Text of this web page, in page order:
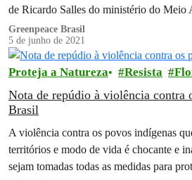
de Ricardo Salles do ministério do Meio
Greenpeace Brasil
5 de junho de 2021
Proteja a Natureza Resista
Nota de repúdio à violência contra
Brasil
A violência contra os povos indígenas
territórios e modo de vida é chocante e
sejam tomadas todas as medidas para